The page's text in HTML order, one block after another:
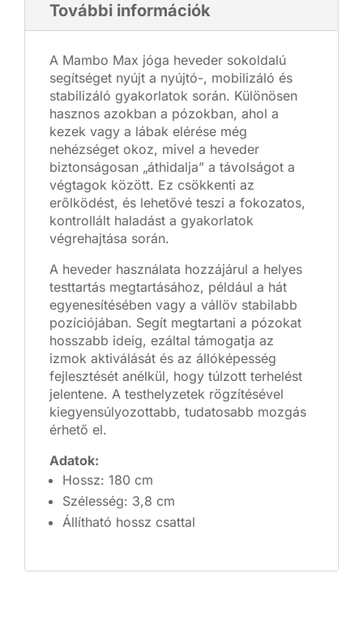
További információk
A Mambo Max jóga heveder sokoldalú
segítséget nyújt a nyújtó-, mobilizáló és
stabilizáló gyakorlatok során. Különösen
hasznos azokban a pózokban, ahol a
kezek vagy a lábak elérése még
nehézséget okoz, mivel a heveder
biztonságosan „áthidalja” a távolságot a
végtagok között. Ez csökkenti az
erőlködést, és lehetővé teszi a fokozatos,
kontrollált haladást a gyakorlatok
végrehajtása során.
A heveder használata hozzájárul a helyes
testtartás megtartásához, például a hát
egyenesítésében vagy a vállöv stabilabb
pozíciójában. Segít megtartani a pózokat
hosszabb ideig, ezáltal támogatja az
izmok aktiválását és az állóképesség
fejlesztését anélkül, hogy túlzott terhelést
jelentene. A testhelyzetek rögzítésével
kiegyensúlyozottabb, tudatosabb mozgás
érhető el.
Adatok:
Hossz: 180 cm
Szélesség: 3,8 cm
Állítható hossz csattal